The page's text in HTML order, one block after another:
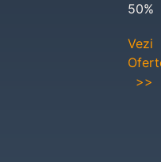
50%
Vezi
>>